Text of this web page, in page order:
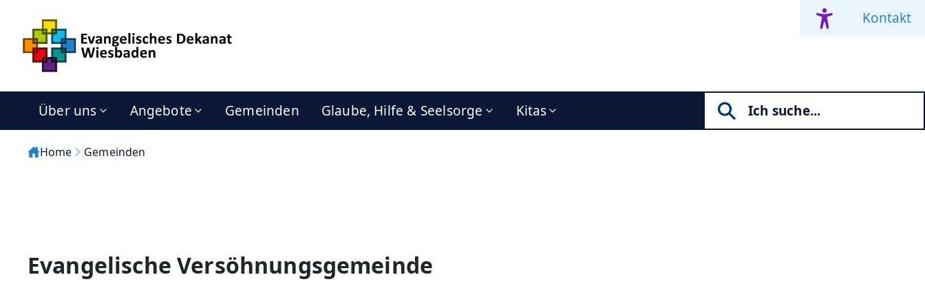
Kontakt
Über uns Angebote Gemeinden Glaube, Hilfe & Seelsorge Kitas
Home Gemeinden
Evangelische Versöhnungsgemeinde